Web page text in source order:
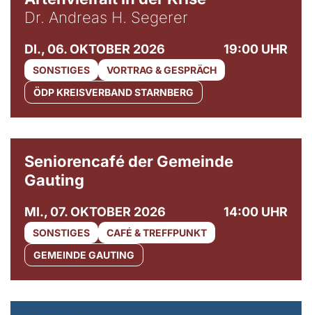
Dr. Andreas H. Segerer
DI., 06. OKTOBER 2026 19:00 UHR
SONSTIGES
VORTRAG & GESPRÄCH
ÖDP KREISVERBAND STARNBERG
Seniorencafé der Gemeinde
Gauting
MI., 07. OKTOBER 2026 14:00 UHR
SONSTIGES
CAFÉ & TREFFPUNKT
GEMEINDE GAUTING